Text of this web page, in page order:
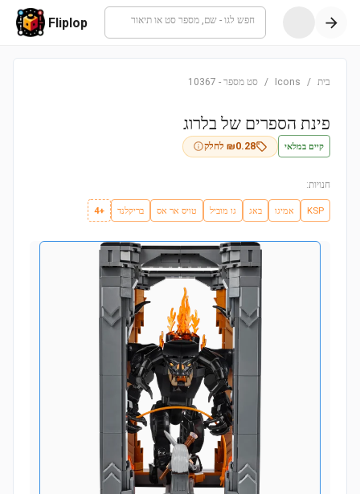
חפש לגו - שם, מספר סט או תיאור Fliplop
בית /
Icons
/ סט מספר -
10367
פינת הספרים של בלרוג
קיים במלאי ₪0.28 לחלק
חנויות:
KSP אמיגו באג גו מוביל טויס אר אס בריקלנד +4